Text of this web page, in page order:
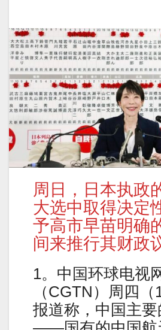
周日，日本执政
大选中取得决定
予高市早苗明确
间来推行其财政
1。中国环球电视
（CGTN）周四（
报道称，中国主要